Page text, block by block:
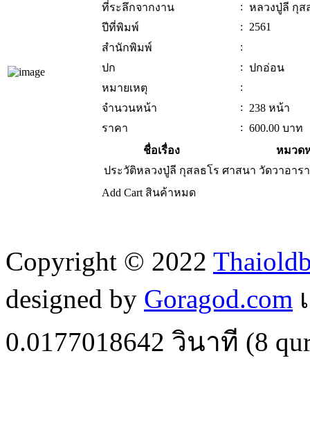
ที่ระลึกจากงาน
: หลวงปู่ลี กุส
ปีที่พิมพ์
: 2561
สำนักพิมพ์
:
ปก
: ปกอ่อน
หมายเหตุ
:
จำนวนหน้า
: 238 หน้า
ราคา
: 600.00 บาท
ชื่อเรื่อง
หมวด
ประวัติหลวงปู่ลี กุสลธโร ศาสนา วัดวาอาร
Add Cart สินค้าหมด
Copyright © 2022
designed by Goragod.com
0.0177018642 วินาที (8